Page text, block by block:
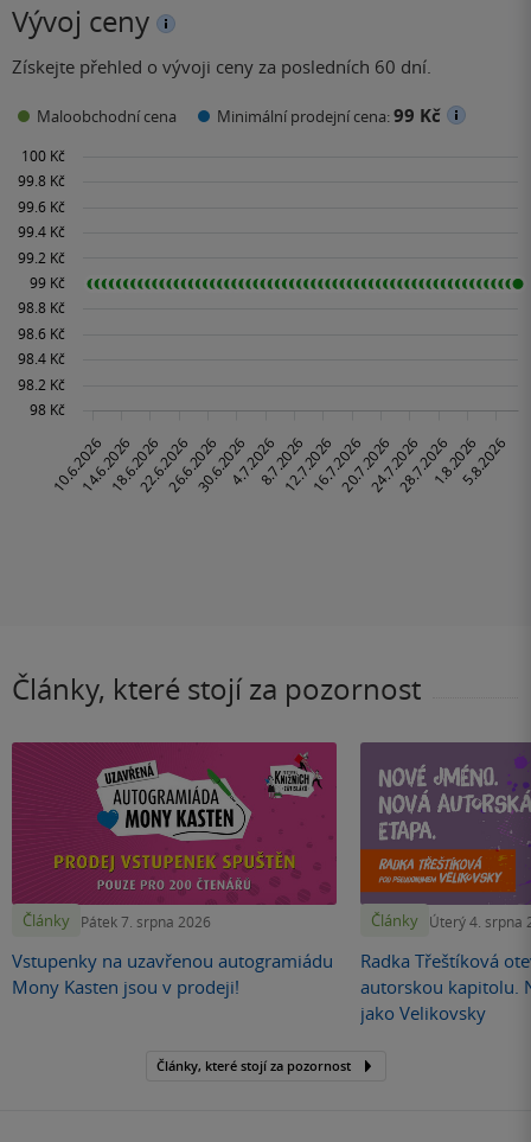
Vývoj ceny
Získejte přehled o vývoji ceny za posledních 60 dní.
Maloobchodní cena Minimální prodejní cena:99 Kč
Články, které stojí za pozornost
Články Pátek 7. srpna 2026
Vstupenky na uzavřenou autogramiádu
Mony Kasten jsou v prodeji!
Články Úterý 4. srpna
Radka Třeštíková
autorskou kapitolu.
jako Velikovsky
Články, které stojí za pozornost